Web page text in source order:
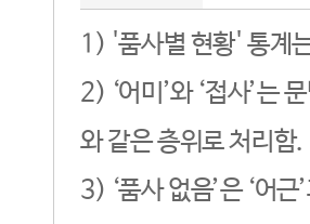
1) '품사별 현황' 통계
2) ‘어미’와 ‘접사’는
와 같은 층위로 처리함.
3) ‘품사 없음’은 ‘어